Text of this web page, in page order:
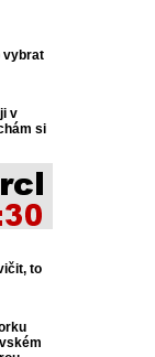
vybrat
v
si
to